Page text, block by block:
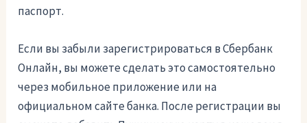
паспорт.
Если вы забыли зарегистрироваться в Сбербанк
Онлайн, вы можете сделать это самостоятельно
через мобильное приложение или на
официальном сайте банка. После регистрации вы